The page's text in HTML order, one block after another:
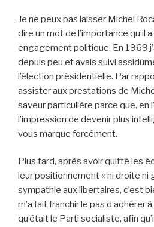
Je ne peux pas laisser Michel
dire un mot de l’importance qu’il
engagement politique. En 1969
depuis peu et avais suivi
l’élection présidentielle. Par
assister aux prestations de
saveur particulière parce que, en
l’impression de devenir plus
vous marque forcément.
Plus tard, après avoir quitté les
leur positionnement « ni droite ni
sympathie aux libertaires, c’est
m’a fait franchir le pas d’adhérer
qu’était le Parti socialiste, afin